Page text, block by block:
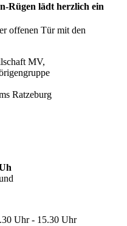
Rügen lädt herzlich ein
offenen Tür mit den
MV,
Ratzeburg
Uhr - 15.30 Uhr